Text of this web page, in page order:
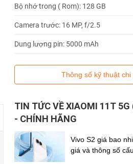
Bộ nhớ trong ( Rom): 128 GB
Camera trước: 16 MP, f/2.5
Dung lượng pin: 5000 mAh
Thông số kỹ thuật chi
TIN TỨC VỀ XIAOMI 11T 5G
- CHÍNH HÃNG
Vivo S2 giá bao
giá và thông số